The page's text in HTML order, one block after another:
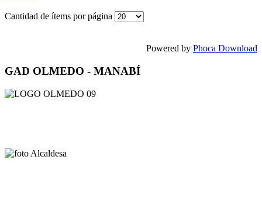
Cantidad de ítems por página
Powered by Phoca Download
GAD OLMEDO - MANABÍ